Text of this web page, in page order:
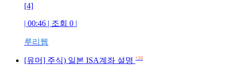
[4]
| 00:46 | 조회 0 |
루리웹
[유머] 주식) 일본 ISA계좌 설명 +10